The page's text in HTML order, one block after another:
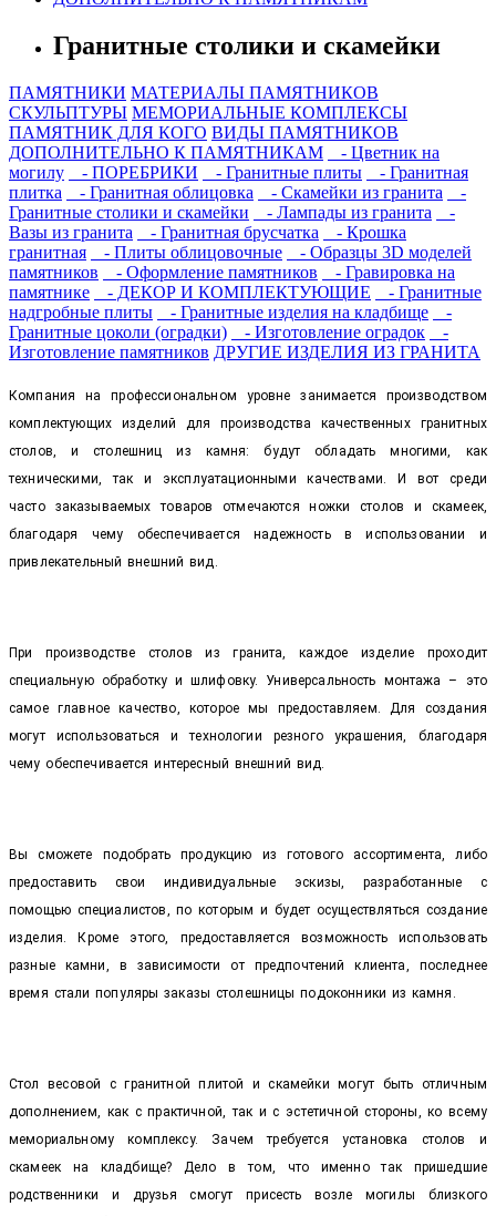
Гранитные столики и скамейки
ПАМЯТНИКИ МАТЕРИАЛЫ ПАМЯТНИКОВ
СКУЛЬПТУРЫ МЕМОРИАЛЬНЫЕ КОМПЛЕКСЫ
ПАМЯТНИК ДЛЯ КОГО ВИДЫ ПАМЯТНИКОВ
ДОПОЛНИТЕЛЬНО К ПАМЯТНИКАМ
- Цветник на
могилу
- ПОРЕБРИКИ - Гранитные плиты
- Гранитная
плитка
- Гранитная облицовка - Скамейки из гранита
-
Гранитные столики и скамейки
- Лампады из гранита
-
Вазы из гранита
- Гранитная брусчатка
- Крошка
гранитная
- Плиты облицовочные
- Образцы 3D моделей
памятников
- Оформление памятников
- Гравировка на
памятнике
- ДЕКОР И КОМПЛЕКТУЮЩИЕ
- Гранитные
надгробные плиты
- Гранитные изделия на кладбище
-
Гранитные цоколи (оградки)
- Изготовление оградок
-
Изготовление памятников ДРУГИЕ ИЗДЕЛИЯ ИЗ ГРАНИТА
Компания на профессиональном уровне занимается производством
комплектующих изделий для производства качественных гранитных
столов, и столешниц из камня: будут обладать многими, как
техническими, так и эксплуатационными качествами. И вот среди
часто заказываемых товаров отмечаются ножки столов и скамеек,
благодаря чему обеспечивается надежность в использовании и
привлекательный внешний вид.
При производстве столов из гранита, каждое изделие проходит
специальную обработку и шлифовку. Универсальность монтажа – это
самое главное качество, которое мы предоставляем. Для создания
могут использоваться и технологии резного украшения, благодаря
чему обеспечивается интересный внешний вид.
Вы сможете подобрать продукцию из готового ассортимента, либо
предоставить свои индивидуальные эскизы, разработанные с
помощью специалистов, по которым и будет осуществляться создание
изделия. Кроме этого, предоставляется возможность использовать
разные камни, в зависимости от предпочтений клиента, последнее
время стали популяры заказы столешницы подоконники из камня.
Стол весовой с гранитной плитой и скамейки могут быть отличным
дополнением, как с практичной, так и с эстетичной стороны, ко всему
мемориальному комплексу. Зачем требуется установка столов и
скамеек на кладбище? Дело в том, что именно так пришедшие
родственники и друзья смогут присесть возле могилы близкого